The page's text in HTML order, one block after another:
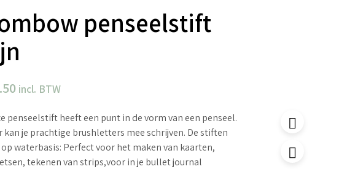
penseelstift
incl. BTW
penseelstift heeft een punt in de vorm van een penseel.
kan je prachtige brushletters mee schrijven. De stiften
waterbasis: Perfect voor het maken van kaarten,
tekenen van strips,voor in je bullet journal